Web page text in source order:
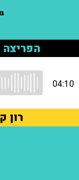
04:10
רון